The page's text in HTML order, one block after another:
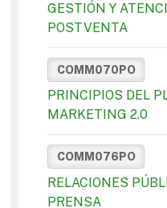
GESTIÓN Y
POSTVENTA
COMM070PO
PRINCIPIOS DEL
MARKETING 2.0
COMM076PO
RELACIONES
PRENSA